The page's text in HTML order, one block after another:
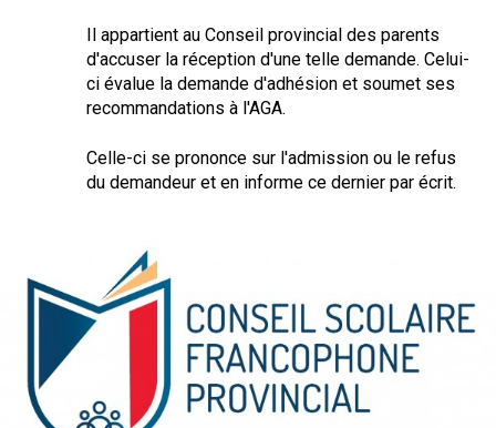
Il appartient au Conseil provincial des parents
d'accuser la réception d'une telle demande. Celui-
ci évalue la demande d'adhésion et soumet ses
recommandations à l'AGA.
Celle-ci se prononce sur l'admission ou le refus
du demandeur et en informe ce dernier par écrit.